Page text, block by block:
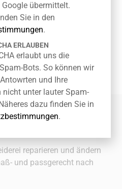
reparieren und ändern
und passgerecht nach
übermittelt.
Sie in den
.
ERLAUBEN
erlaubt uns die
Bots. So können wir
und Ihre
nicht unter lauter Spam-
dazu finden Sie in
.